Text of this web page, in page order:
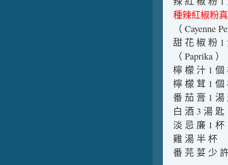
種辣紅椒粉
（ Cayenne
甜 花 椒 粉 1
（ Paprika ）
檸 檬 汁 1 個
檸 檬 茸 1 個
番 茄 膏 1 湯
白 酒 3 湯 匙
淡 忌 廉 1 杯
雞 湯 半 杯
番 芫 荽 少